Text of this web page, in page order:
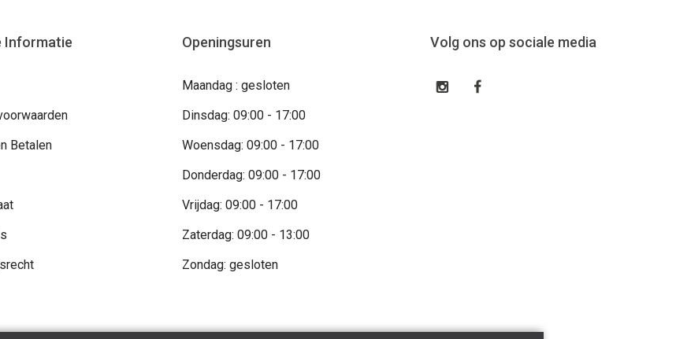
Informatie
Betalen
Openingsuren
Maandag : gesloten
Dinsdag: 09:00 - 17:00
Woensdag: 09:00 - 17:00
Donderdag: 09:00 - 17:00
Vrijdag: 09:00 - 17:00
Zaterdag: 09:00 - 13:00
Zondag: gesloten
Volg ons op sociale media